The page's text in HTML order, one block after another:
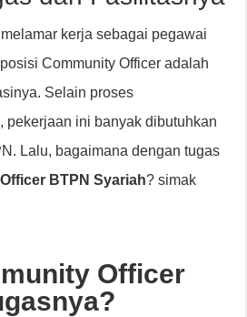
kerja sebagai pegawai
Community Officer adalah
Selain proses
pekerjaan ini banyak dibutuhkan
Lalu, bagaimana dengan tugas
BTPN Syariah? simak
Officer